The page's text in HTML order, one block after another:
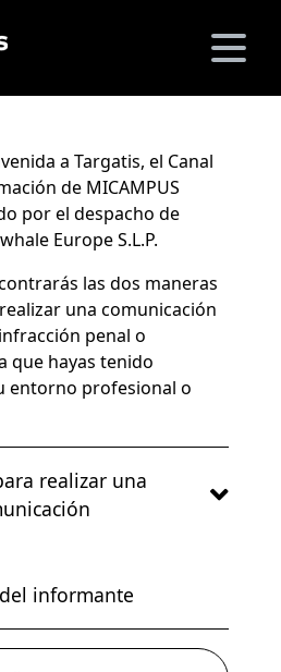
a Targatis, el Canal
de MICAMPUS
por el despacho de
Europe S.L.P.
las dos maneras
una comunicación
penal o
que hayas tenido
entorno profesional o
realizar una
a MICAMPUS
Deberás
informante